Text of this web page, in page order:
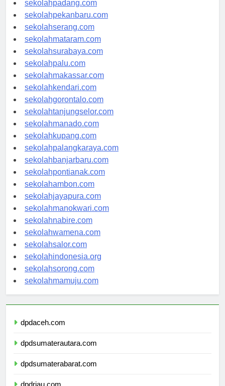
sekolahpadang.com
sekolahpekanbaru.com
sekolahserang.com
sekolahmataram.com
sekolahsurabaya.com
sekolahpalu.com
sekolahmakassar.com
sekolahkendari.com
sekolahgorontalo.com
sekolahtanjungselor.com
sekolahmanado.com
sekolahkupang.com
sekolahpalangkaraya.com
sekolahbanjarbaru.com
sekolahpontianak.com
sekolahambon.com
sekolahjayapura.com
sekolahmanokwari.com
sekolahnabire.com
sekolahwamena.com
sekolahsalor.com
sekolahindonesia.org
sekolahsorong.com